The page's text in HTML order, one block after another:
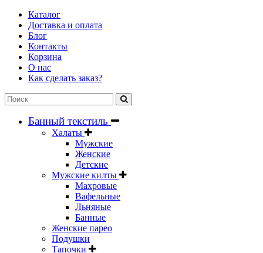
Каталог
Доставка и оплата
Блог
Контакты
Корзина
О нас
Как сделать заказ?
Банный текстиль
Халаты
Мужские
Женские
Детские
Мужские килты
Махровые
Вафельные
Льняные
Банные
Женские парео
Подушки
Тапочки